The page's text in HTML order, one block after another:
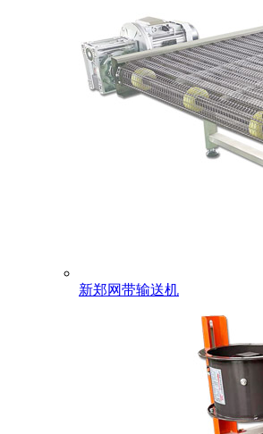
新郑网带输送机